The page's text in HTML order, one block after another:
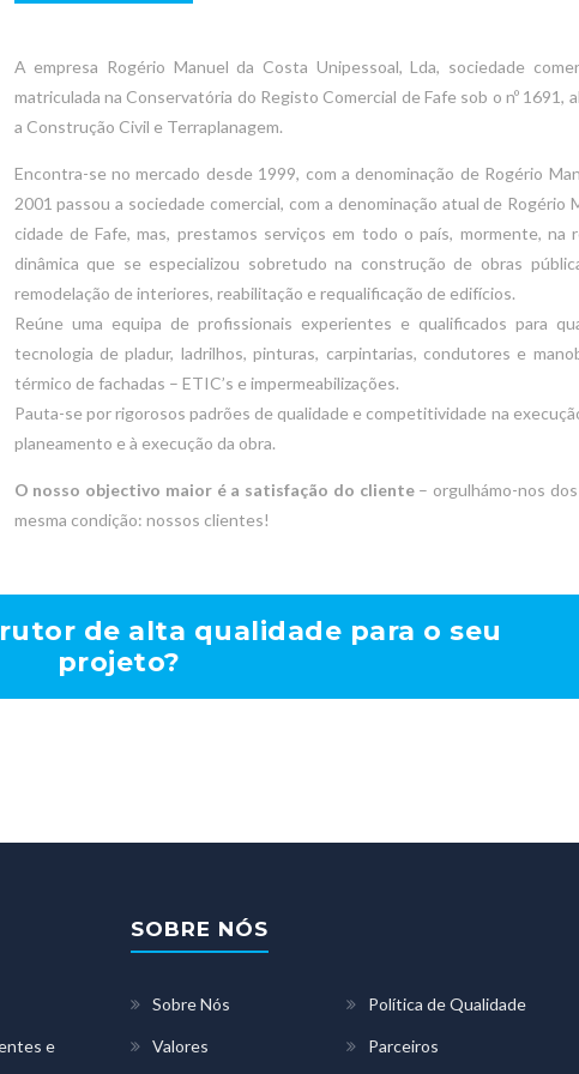
A empresa Rogério Manuel da Costa Unipessoal, Lda, sociedade
matriculada na Conservatória do Registo Comercial de Fafe sob o nº 1691,
a Construção Civil e Terraplanagem.
Encontra-se no mercado desde 1999, com a denominação de Rogério
2001 passou a sociedade comercial, com a denominação atual de
cidade de Fafe, mas, prestamos serviços em todo o país, mormente,
dinâmica que se especializou sobretudo na construção de obras
remodelação de interiores, reabilitação e requalificação de edifícios.
Reúne uma equipa de profissionais experientes e qualificados para
tecnologia de pladur, ladrilhos, pinturas, carpintarias, condutores e
térmico de fachadas – ETIC’s e impermeabilizações.
Pauta-se por rigorosos padrões de qualidade e competitividade na
planeamento e à execução da obra.
O nosso objectivo maior é a satisfação do cliente– orgulhámo-nos
mesma condição: nossos clientes!
de alta qualidade para o seu
projeto?
e
SOBRE NÓS
Sobre Nós Política de Qualidade
Valores Parceiros